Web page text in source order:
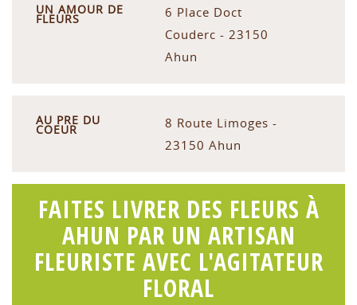
UN AMOUR DE
FLEURS
6 Place Doct
Couderc - 23150
Ahun
AU PRE DU
COEUR
8 Route Limoges -
23150 Ahun
FAITES LIVRER DES FLEURS À
AHUN PAR UN ARTISAN
FLEURISTE AVEC L'AGITATEUR
FLORAL